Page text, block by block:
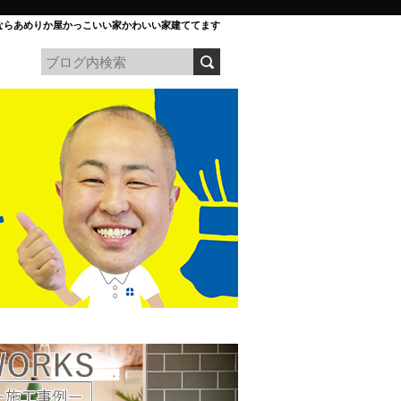
らあめりか屋かっこいい家かわいい家建ててます